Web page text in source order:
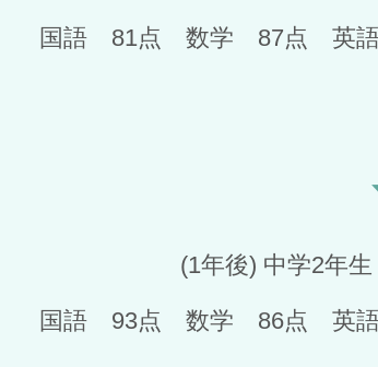
国語 81点 数学 87点 英
(1年後) 中学2年
国語 93点 数学 86点 英